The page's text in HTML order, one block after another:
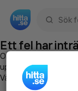
Ett fel har
Om du vill kan du
uppstod så att vi
Vänligen försök med